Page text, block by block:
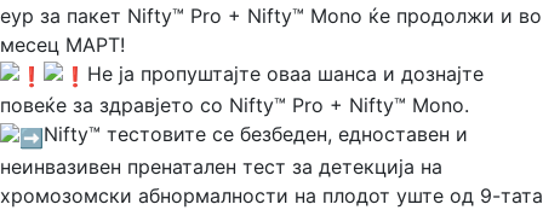
еур за пакет Nifty™ Pro + Nifty™ Mono ќе продолжи и во
месец MАРТ!
Не ја пропуштајте оваа шанса и дознајте
повеќе за здравјето со Nifty™ Pro + Nifty™ Mono.
Nifty™ тестовите се безбеден, едноставен и
неинвазивен пренатален тест за детекција на
хромозомски абнормалности на плодот уште од 9-тата